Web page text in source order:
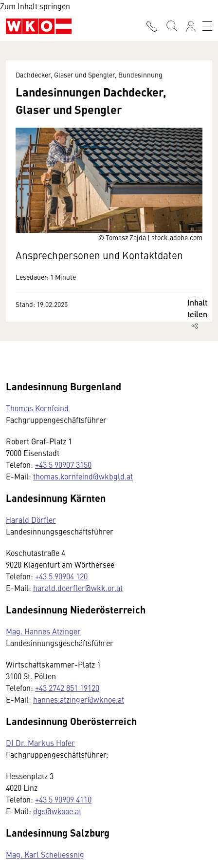
Zum Inhalt springen
© Tomasz Zajda | stock.adobe.com
Dachdecker, Glaser und Spengler, Bundesinnung
Landesinnungen Dachdecker,
Glaser und Spengler
Ansprechpersonen und Kontaktdaten
Lesedauer: 1 Minute
Stand: 19.02.2025
Inhalt
teilen
Landesinnung Burgenland
Thomas Kornfeind
Fachgruppengeschäftsführer
Robert Graf-Platz 1
7000 Eisenstadt
Telefon: +43 5 90907 3150
E-Mail: thomas.kornfeind@wkbgld.at
Landesinnung Kärnten
Harald Dörfler
Landesinnungsgeschäftsführer
Koschutastraße 4
9020 Klagenfurt am Wörthersee
Telefon: +43 5 90904 120
E-Mail: harald.doerfler@wkk.or.at
Landesinnung Niederösterreich
Mag. Hannes Atzinger
Landesinnungsgeschäftsführer
Wirtschaftskammer-Platz 1
3100 St. Pölten
Telefon: +43 2742 851 19120
E-Mail: hannes.atzinger@wknoe.at
Landesinnung Oberösterreich
DI Dr. Markus Hofer
Fachgruppengeschäftsführer:
Hessenplatz 3
4020 Linz
Telefon: +43 5 90909 4110
E-Mail: dgs@wkooe.at
Landesinnung Salzburg
Mag. Karl Scheliessnig